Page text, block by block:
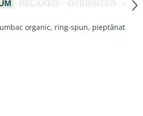
organic, ring-spun, pieptănat